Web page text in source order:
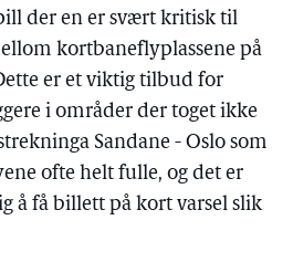
der en er svært kritisk til
kortbaneflyplassene på
er et viktig tilbud for
i områder der toget ikke
Sandane - Oslo som
ofte helt fulle, og det er
å få billett på kort varsel slik